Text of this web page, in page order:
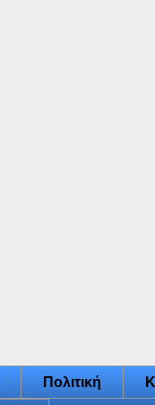
Πολιτική